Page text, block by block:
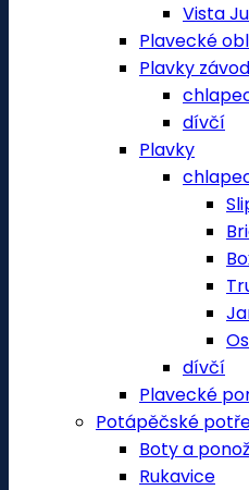
Vista
Plavecké
Plavky
dívčí
Plavky
dívčí
Plavecké
Potápěčské
Boty a
Rukavice